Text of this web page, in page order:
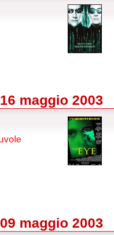
maggio 2003
maggio 2003